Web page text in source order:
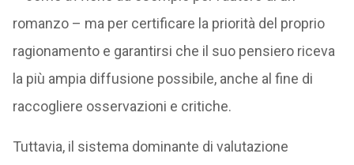
romanzo – ma per certificare la priorità del proprio
ragionamento e garantirsi che il suo pensiero riceva
la più ampia diffusione possibile, anche al fine di
raccogliere osservazioni e critiche.
Tuttavia, il sistema dominante di valutazione